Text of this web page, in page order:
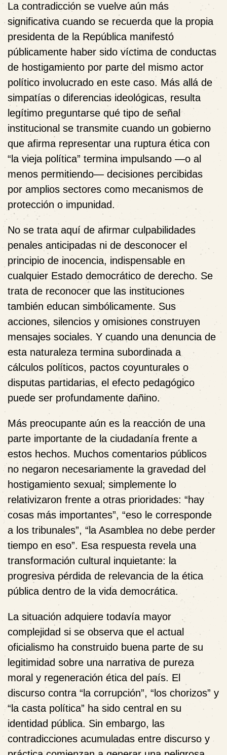
La contradicción se vuelve aún más
significativa cuando se recuerda que la propia
presidenta de la República manifestó
públicamente haber sido víctima de conductas
de hostigamiento por parte del mismo actor
político involucrado en este caso. Más allá de
simpatías o diferencias ideológicas, resulta
legítimo preguntarse qué tipo de señal
institucional se transmite cuando un gobierno
que afirma representar una ruptura ética con
“la vieja política” termina impulsando —o al
menos permitiendo— decisiones percibidas
por amplios sectores como mecanismos de
protección o impunidad.
No se trata aquí de afirmar culpabilidades
penales anticipadas ni de desconocer el
principio de inocencia, indispensable en
cualquier Estado democrático de derecho. Se
trata de reconocer que las instituciones
también educan simbólicamente. Sus
acciones, silencios y omisiones construyen
mensajes sociales. Y cuando una denuncia de
esta naturaleza termina subordinada a
cálculos políticos, pactos coyunturales o
disputas partidarias, el efecto pedagógico
puede ser profundamente dañino.
Más preocupante aún es la reacción de una
parte importante de la ciudadanía frente a
estos hechos. Muchos comentarios públicos
no negaron necesariamente la gravedad del
hostigamiento sexual; simplemente lo
relativizaron frente a otras prioridades: “hay
cosas más importantes”, “eso le corresponde
a los tribunales”, “la Asamblea no debe perder
tiempo en eso”. Esa respuesta revela una
transformación cultural inquietante: la
progresiva pérdida de relevancia de la ética
pública dentro de la vida democrática.
La situación adquiere todavía mayor
complejidad si se observa que el actual
oficialismo ha construido buena parte de su
legitimidad sobre una narrativa de pureza
moral y regeneración ética del país. El
discurso contra “la corrupción”, “los chorizos” y
“la casta política” ha sido central en su
identidad pública. Sin embargo, las
contradicciones acumuladas entre discurso y